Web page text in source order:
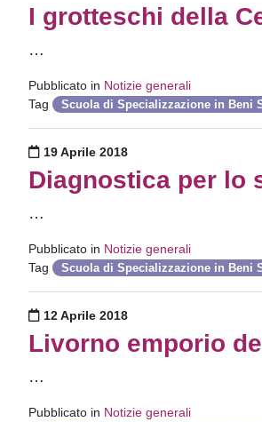
I grotteschi della
…
Pubblicato in Notizie generali
Tag
Scuola di Specializzazione in Beni
Pubblicato il
19 Aprile 2018
Diagnostica per lo
…
Pubblicato in Notizie generali
Tag
Scuola di Specializzazione in Beni
Pubblicato il
12 Aprile 2018
Livorno emporio
…
Pubblicato in Notizie generali